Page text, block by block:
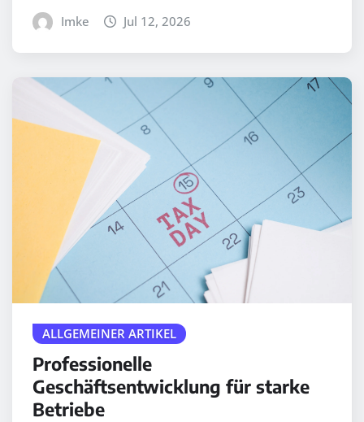
Imke Jul 12, 2026
ALLGEMEINER ARTIKEL
Professionelle
Geschäftsentwicklung für starke
Betriebe